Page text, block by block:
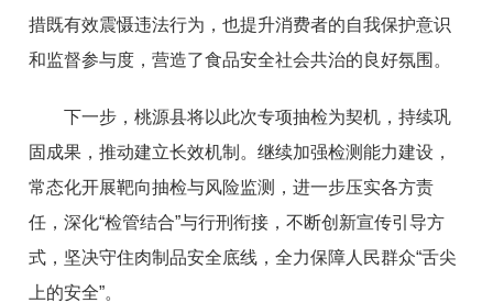
措既有效震慑违法行为，也提升消费者的自我保护意识
和监督参与度，营造了食品安全社会共治的良好氛围。
下一步，桃源县将以此次专项抽检为契机，持续巩
固成果，推动建立长效机制。继续加强检测能力建设，
常态化开展靶向抽检与风险监测，进一步压实各方责
任，深化“检管结合”与行刑衔接，不断创新宣传引导方
式，坚决守住肉制品安全底线，全力保障人民群众“舌尖
上的安全”。